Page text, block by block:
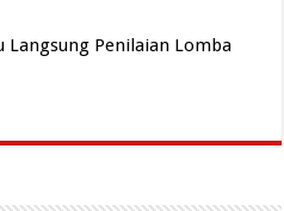
Langsung Penilaian Lomba